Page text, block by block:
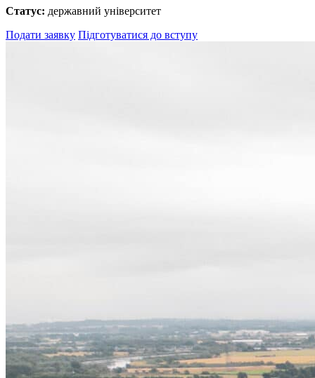
Статус: державний університет
Подати заявку Підготуватися до вступу